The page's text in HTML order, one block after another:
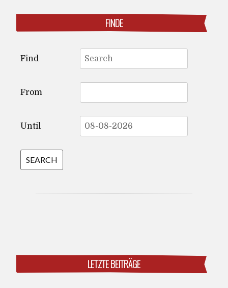
FINDE
for:
Find
From
Until
LETZTE BEITRÄGE